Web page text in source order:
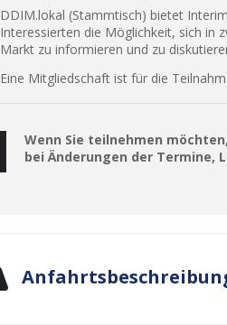
DDIM.lokal (Stammtisch) bietet
Interessierten die Möglichkeit, sich in
Markt zu informieren und zu
Eine Mitgliedschaft ist für die
Wenn Sie teilnehmen
bei Änderungen der Termine,